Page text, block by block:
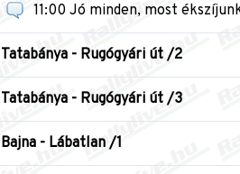
11:00 Jó minden, most
Tatabánya - Rugógyári út /2
Tatabánya - Rugógyári út /3
Bajna - Lábatlan /1